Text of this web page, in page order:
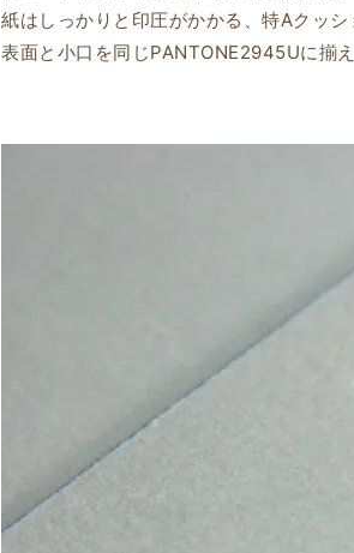
紙はしっかりと印圧がかかる、特Aクッシ
表面と小口を同じPANTONE2945Uに揃